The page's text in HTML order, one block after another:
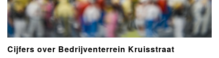
Cijfers over Bedrijventerrein Kruisstraat